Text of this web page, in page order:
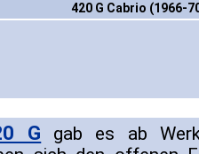
420 G Cabrio (1966-
G gab es ab